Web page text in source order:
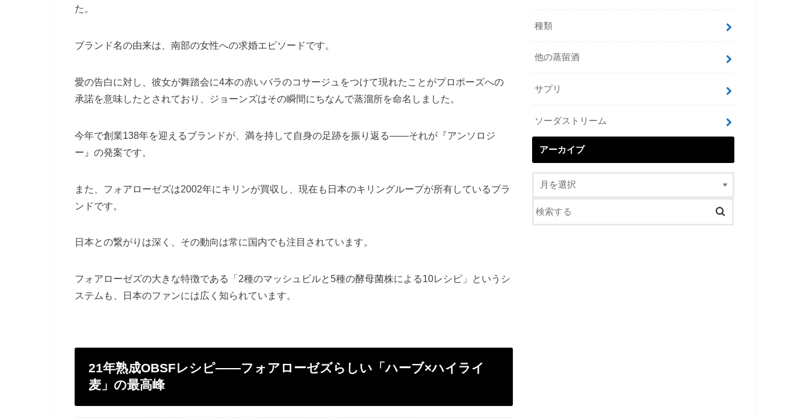
た。
ブランド名の由来は、南部の女性への求婚エピソードです。
愛の告白に対し、彼女が舞踏会に4本の赤いバラのコサージュをつけて現れたことがプロポーズへの
承諾を意味したとされており、ジョーンズはその瞬間にちなんで蒸溜所を命名しました。
今年で創業138年を迎えるブランドが、満を持して自身の足跡を振り返る——それが『アンソロジ
ー』の発案です。
また、フォアローゼズは2002年にキリンが買収し、現在も日本のキリングループが所有しているブラ
ンドです。
日本との繋がりは深く、その動向は常に国内でも注目されています。
フォアローゼズの大きな特徴である「2種のマッシュビルと5種の酵母菌株による10レシピ」というシ
ステムも、日本のファンには広く知られています。
21年熟成OBSFレシピ——フォアローゼズらしい「ハーブ×ハイライ
麦」の最高峰
種類
他の蒸留酒
サプリ
ソーダストリーム
アーカイブ